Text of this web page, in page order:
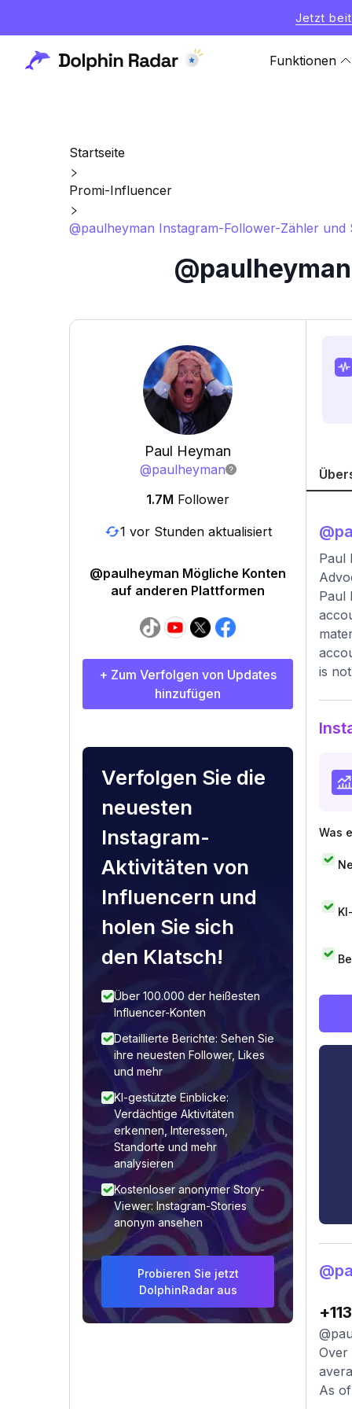
Jetzt
Funktionen
Startseite
Promi-Influencer
@paulheyman Instagram-Follower-Zähler und
Paul Heyman
@paulheyman
1.7M Follower
1 vor Stunden aktualisiert
@paulheyman Mögliche Konten
auf anderen Plattformen
+ Zum Verfolgen von Updates
hinzufügen
Verfolgen Sie die
neuesten
Instagram-
Aktivitäten von
Influencern und
holen Sie sich
den Klatsch!
Über 100.000 der heißesten
Influencer-Konten
Detaillierte Berichte: Sehen Sie
ihre neuesten Follower, Likes
und mehr
KI-gestützte Einblicke:
Verdächtige Aktivitäten
erkennen, Interessen,
Standorte und mehr
analysieren
Kostenloser anonymer Story-
Viewer: Instagram-Stories
anonym ansehen
Probieren Sie jetzt
DolphinRadar aus
@
Paul
Paul
is
Was
+113
Over
As